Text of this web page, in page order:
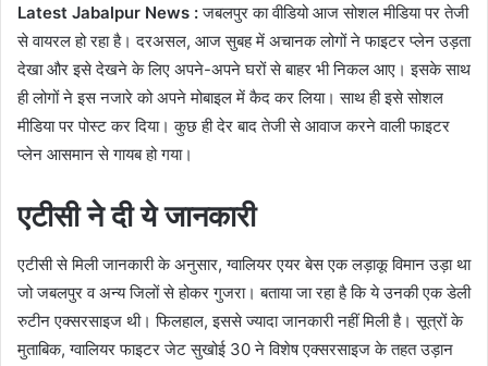
Latest Jabalpur News :जबलपुर का वीडियो आज सोशल मीडिया पर तेजी
से वायरल हो रहा है। दरअसल, आज सुबह में अचानक लोगों ने फाइटर प्लेन उड़ता
देखा और इसे देखने के लिए अपने-अपने घरों से बाहर भी निकल आए। इसके साथ
ही लोगों ने इस नजारे को अपने मोबाइल में कैद कर लिया। साथ ही इसे सोशल
मीडिया पर पोस्ट कर दिया। कुछ ही देर बाद तेजी से आवाज करने वाली फाइटर
प्लेन आसमान से गायब हो गया।
एटीसी ने दी ये जानकारी
एटीसी से मिली जानकारी के अनुसार, ग्वालियर एयर बेस एक लड़ाकू विमान उड़ा था
जो जबलपुर व अन्य जिलों से होकर गुजरा। बताया जा रहा है कि ये उनकी एक डेली
रुटीन एक्सरसाइज थी। फिलहाल, इससे ज्यादा जानकारी नहीं मिली है। सूत्रों के
मुताबिक, ग्वालियर फाइटर जेट सुखोई 30 ने विशेष एक्सरसाइज के तहत उड़ान